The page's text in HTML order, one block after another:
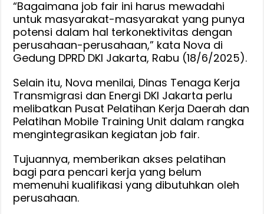
“Bagaimana job fair ini harus mewadahi
untuk masyarakat-masyarakat yang punya
potensi dalam hal terkonektivitas dengan
perusahaan-perusahaan,” kata Nova di
Gedung DPRD DKI Jakarta, Rabu (18/6/2025).
Selain itu, Nova menilai, Dinas Tenaga Kerja
Transmigrasi dan Energi DKI Jakarta perlu
melibatkan Pusat Pelatihan Kerja Daerah dan
Pelatihan Mobile Training Unit dalam rangka
mengintegrasikan kegiatan job fair.
Tujuannya, memberikan akses pelatihan
bagi para pencari kerja yang belum
memenuhi kualifikasi yang dibutuhkan oleh
perusahaan.